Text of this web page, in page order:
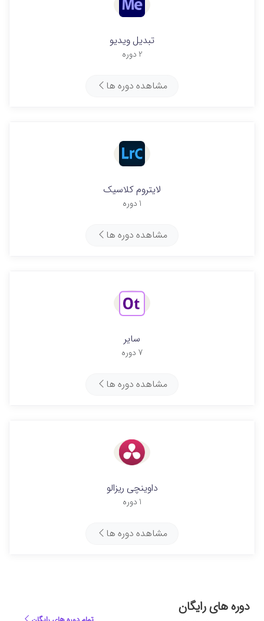
تبدیل ویدیو
2 دوره
مشاهده دوره ها
لایتروم کلاسیک
1 دوره
مشاهده دوره ها
سایر
7 دوره
مشاهده دوره ها
داوینچی ریزالو
1 دوره
مشاهده دوره ها
دوره های رایگان